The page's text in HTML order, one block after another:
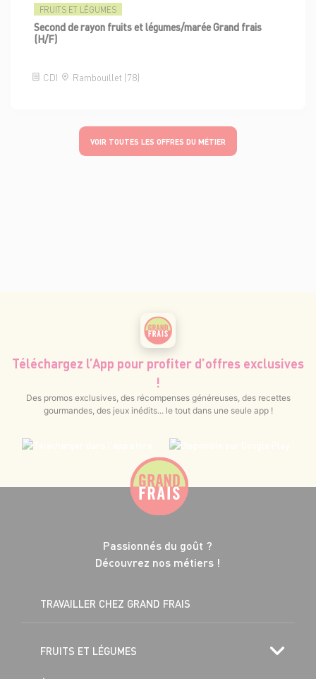
FRUITS ET LÉGUMES
Second de rayon fruits et légumes/marée Grand frais
(H/F)
CDI Rambouillet (78)
VOIR TOUTES LES OFFRES DU MÉTIER
Téléchargez l’App pour profiter d’offres exclusives
!
Des promos exclusives, des récompenses généreuses, des recettes
gourmandes, des jeux inédits... le tout dans une seule app !
Passionnés du goût ?
Découvrez nos métiers !
TRAVAILLER CHEZ GRAND FRAIS
FRUITS ET LÉGUMES